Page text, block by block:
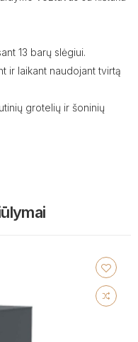
13 barų slėgiui.
ir laikant naudojant tvirtą
grotelių ir šoninių